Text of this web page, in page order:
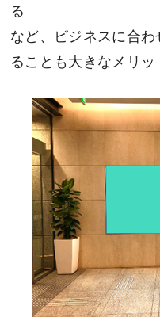
る
など、ビジネスに合
ることも大きなメリッ